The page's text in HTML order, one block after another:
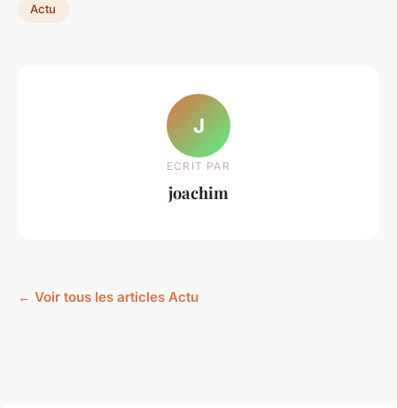
Actu
J
ECRIT PAR
joachim
← Voir tous les articles Actu